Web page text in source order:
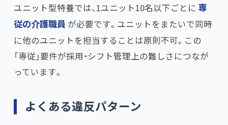
ユニット型特養では、1ユニット10名以下ごとに 専
従の介護職員 が必要です。ユニットをまたいで同時
に他のユニットを担当することは原則不可。この
「専従」要件が採用・シフト管理上の難しさにつなが
っています。
よくある違反パターン